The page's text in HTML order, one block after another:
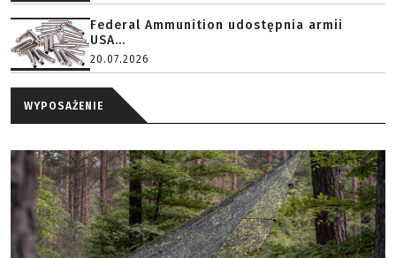
Federal Ammunition udostępnia armii
USA...
20.07.2026
WYPOSAŻENIE